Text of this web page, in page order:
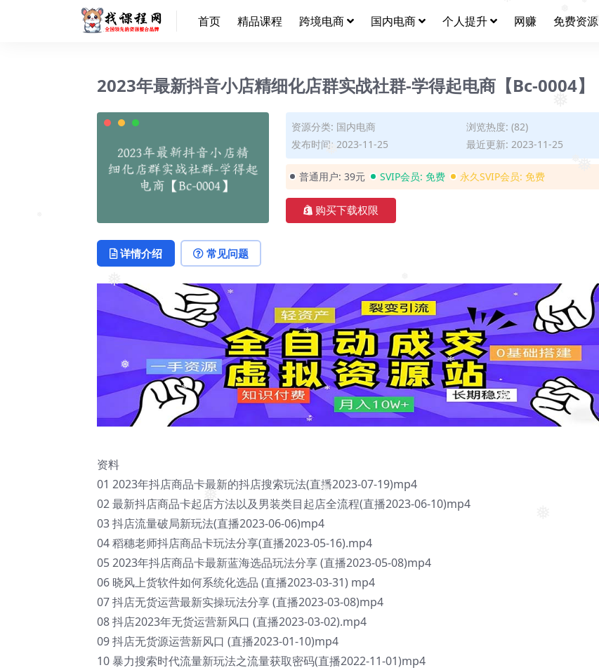
❅
❅
❅
❅
❅
❅
❅
❅
❅
❅
首页 精品课程 跨境电商 国内电商 个人提升 网赚 免费资源
2023年最新抖音小店精细化店群实战社群-学得起电商【Bc-0004】
资源分类: 国内电商
浏览热度: (82)
发布时间: 2023-11-25
最近更新: 2023-11-25
普通用户: 39元 SVIP会员: 免费 永久SVIP会员: 免费
购买下载权限
详情介绍 常见问题
资料
01 2023年抖店商品卡最新的抖店搜索玩法(直播2023-07-19)mp4
02 最新抖店商品卡起店方法以及男装类目起店全流程(直播2023-06-10)mp4
03 抖店流量破局新玩法(直播2023-06-06)mp4
04 稻穗老师抖店商品卡玩法分享(直播2023-05-16).mp4
05 2023年抖店商品卡最新蓝海选品玩法分享 (直播2023-05-08)mp4
06 晓风上货软件如何系统化选品 (直播2023-03-31) mp4
07 抖店无货运营最新实操玩法分享 (直播2023-03-08)mp4
08 抖店2023年无货运营新风口 (直播2023-03-02).mp4
09 抖店无货源运营新风口 (直播2023-01-10)mp4
10 暴力搜索时代流量新玩法之流量获取密码(直播2022-11-01)mp4